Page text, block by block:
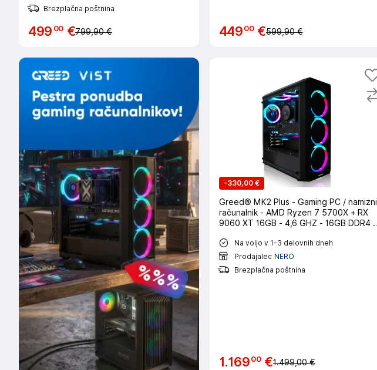
Brezplačna poštnina
499 00 €799,90 € 44900 €599,90 €
-330,00 €
Greed® MK2 Plus - Gaming PC / namizni
računalnik - AMD Ryzen 7 5700X + RX
9060 XT 16GB - 4,6 GHZ - 16GB DDR4 -
Na voljo v 1-3 delovnih dneh
Prodajalec NERO
Brezplačna poštnina
1.16900 €1.499,00 €